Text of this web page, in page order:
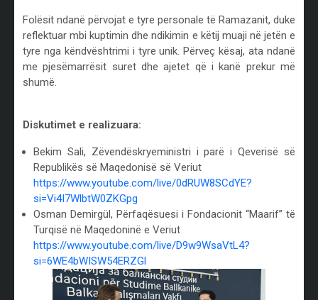
Folësit ndanë përvojat e tyre personale të Ramazanit, duke
reflektuar mbi kuptimin dhe ndikimin e këtij muaji në jetën e
tyre nga këndvështrimi i tyre unik. Përveç kësaj, ata ndanë
me pjesëmarrësit suret dhe ajetet që i kanë prekur më
shumë.
Diskutimet e realizuara:
Bekim Sali, Zëvendëskryeministri i parë i Qeverisë së
Republikës së Maqedonisë së Veriut
https://www.youtube.com/live/0dRUW8SCdYE?
si=Vi4I7WlbtW0ZKGpg
Osman Demirgül, Përfaqësuesi i Fondacionit “Maarif” të
Turqisë në Maqedoninë e Veriut
https://www.youtube.com/live/D9w9WsaVtL4?
si=6WE4bWISW54ERZGl